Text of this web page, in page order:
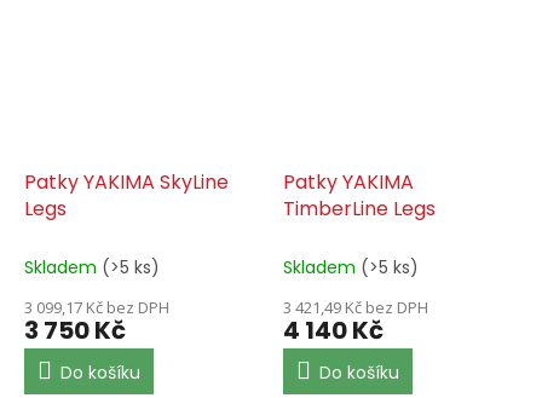
Patky YAKIMA SkyLine
Legs
Skladem (>5 ks)
3 099,17 Kč bez DPH
3 750 Kč
Do košíku
Patky YAKIMA
TimberLine Legs
Skladem (>5 ks)
3 421,49 Kč bez DPH
4 140 Kč
Do košíku